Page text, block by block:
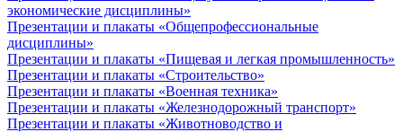
экономические дисциплины»
Презентации и плакаты «Общепрофессиональные
дисциплины»
Презентации и плакаты «Пищевая и легкая промышленность»
Презентации и плакаты «Строительство»
Презентации и плакаты «Военная техника»
Презентации и плакаты «Железнодорожный транспорт»
Презентации и плакаты «Животноводство и